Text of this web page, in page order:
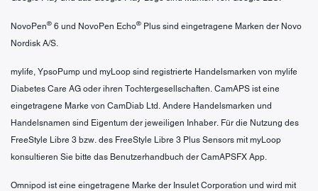
NovoPen® 6 und NovoPen Echo® Plus sind eingetragene Marken der Novo
Nordisk A/S.
mylife, YpsoPump und myLoop sind registrierte Handelsmarken von mylife
Diabetes Care AG oder ihren Tochtergesellschaften. CamAPS ist eine
eingetragene Marke von CamDiab Ltd. Andere Handelsmarken und
Handelsnamen sind Eigentum der jeweiligen Inhaber. Für die Nutzung des
FreeStyle Libre 3 bzw. des FreeStyle Libre 3 Plus Sensors mit myLoop
konsultieren Sie bitte das Benutzerhandbuch der CamAPSFX App.
Omnipod ist eine eingetragene Marke der Insulet Corporation und wird mit